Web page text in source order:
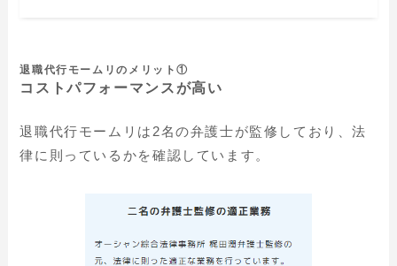
退職代行モームリのメリット①
コストパフォーマンスが高い
退職代行モームリは2名の弁護士が監修しており、法
律に則っているかを確認しています。